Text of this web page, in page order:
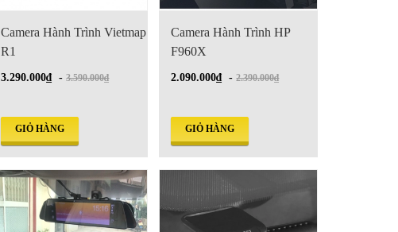
Camera Hành Trình Vietmap
R1
3.290.000₫ -3.590.000₫
GIỎ HÀNG
Camera Hành Trình HP
F960X
2.090.000₫ -2.390.000₫
GIỎ HÀNG